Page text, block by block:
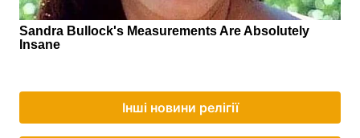
Інші новини релігії